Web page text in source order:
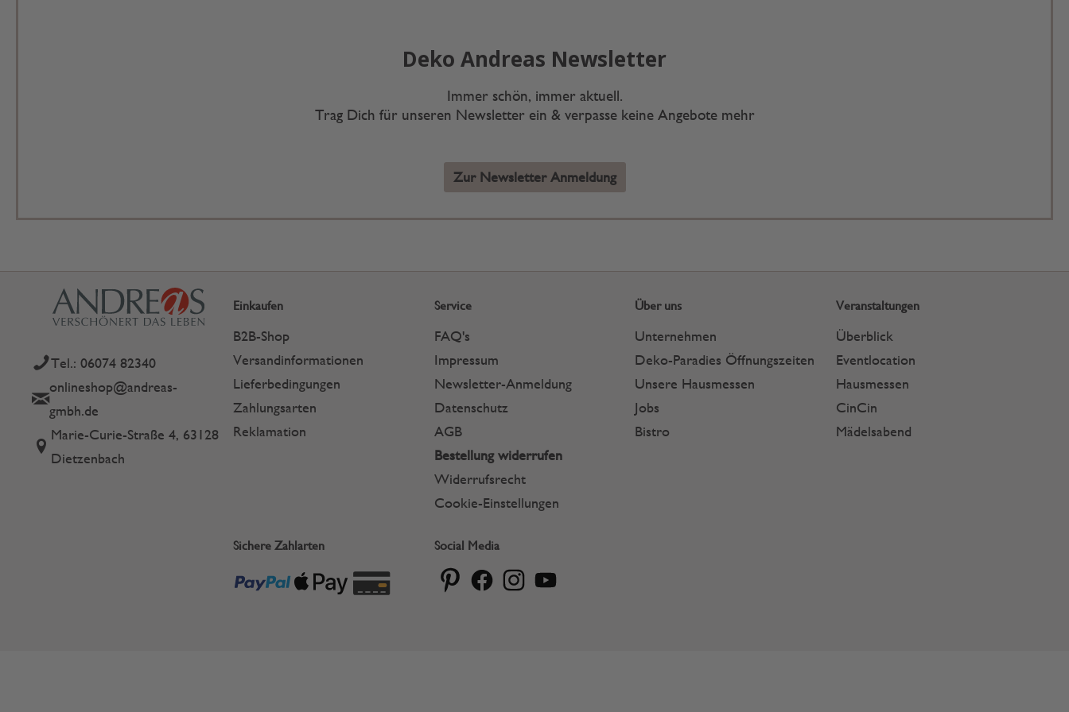
Deko Andreas Newsletter
Immer schön, immer aktuell.
Trag Dich für unseren Newsletter ein & verpasse keine Angebote mehr
Zur Newsletter Anmeldung
Tel.: 06074 82340
onlineshop@andreas-
gmbh.de
Marie-Curie-Straße 4, 63128
Dietzenbach
Einkaufen
B2B-Shop
Versandinformationen
Lieferbedingungen
Zahlungsarten
Reklamation
Service
FAQ's
Impressum
Newsletter-Anmeldung
Datenschutz
AGB
Bestellung widerrufen
Widerrufsrecht
Cookie-Einstellungen
Über uns
Unternehmen
Deko-Paradies Öffnungszeiten
Unsere Hausmessen
Jobs
Bistro
Veranstaltungen
Überblick
Eventlocation
Hausmessen
CinCin
Mädelsabend
Sichere Zahlarten Social Media